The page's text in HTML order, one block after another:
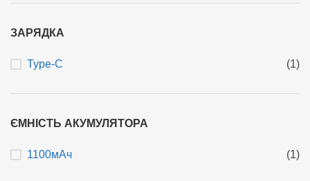
ЗАРЯДКА
Type-C (1)
ЄМНІСТЬ АКУМУЛЯТОРА
1100мАч (1)